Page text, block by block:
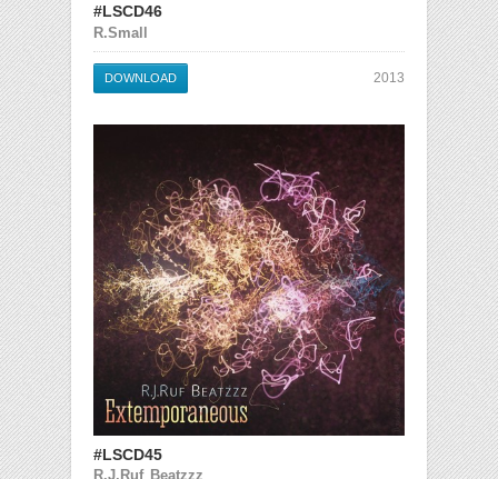
#LSCD46
R.Small
DOWNLOAD 2013
#LSCD45
R.J.Ruf Beatzzz